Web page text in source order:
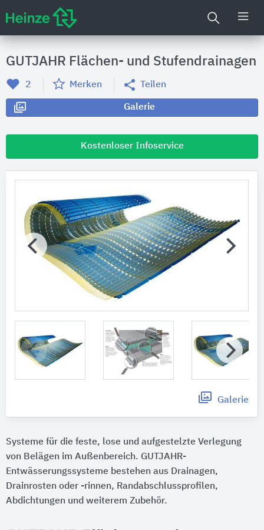
GUTJAHR Flächen- und Stufendrainagen
2 Merken Teilen
Galerie
Kostenloser Infoservice
Galerie
Systeme für die feste, lose und aufgestelzte Verlegung
von Belägen im Außenbereich. GUTJAHR-
Entwässerungssysteme bestehen aus Drainagen,
Drainrosten oder -rinnen, Randabschlussprofilen,
Abdichtungen und weiterem Zubehör.